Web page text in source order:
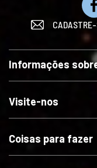
C
t
-
Informações
Visite-nos
Coisas para fazer